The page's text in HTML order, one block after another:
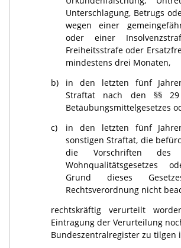
Unterschlagung, Betrugs
wegen einer
oder einer
Freiheitsstrafe oder
mindestens drei Monaten,
b)
in den letzten fünf
Straftat nach den §§
Betäubungsmittelgesetzes
c)
in den letzten fünf
sonstigen Straftat, die
die Vorschriften des
Wohnqualitätsgesetzes
Grund dieses
Rechtsverordnung nicht
rechtskräftig verurteilt
Eintragung der Verurteilung
Bundeszentralregister zu tilgen